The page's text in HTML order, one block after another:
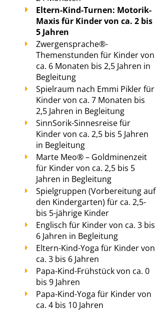
Eltern-Kind-Turnen: Motorik-
Maxis für Kinder von ca. 2 bis
5 Jahren
Zwergensprache®-
Themenstunden für Kinder von
ca. 6 Monaten bis 2,5 Jahren in
Begleitung
Spielraum nach Emmi Pikler für
Kinder von ca. 7 Monaten bis
2,5 Jahren in Begleitung
SinnSorik-Sinnesreise für
Kinder von ca. 2,5 bis 5 Jahren
in Begleitung
Marte Meo® – Goldminenzeit
für Kinder von ca. 2,5 bis 5
Jahren in Begleitung
Spielgruppen (Vorbereitung auf
den Kindergarten) für ca. 2,5-
bis 5-jährige Kinder
Englisch für Kinder von ca. 3 bis
6 Jahren in Begleitung
Eltern-Kind-Yoga für Kinder von
ca. 3 bis 6 Jahren
Papa-Kind-Frühstück von ca. 0
bis 9 Jahren
Papa-Kind-Yoga für Kinder von
ca. 4 bis 10 Jahren